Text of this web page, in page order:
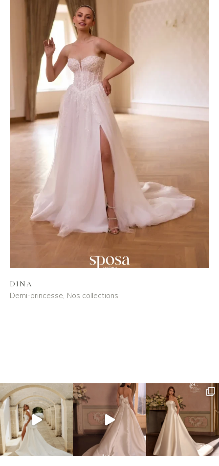
DINA
Demi-princesse Nos collections